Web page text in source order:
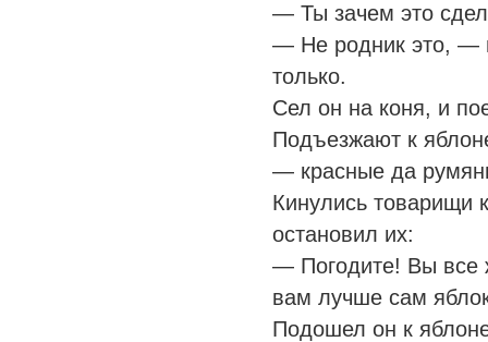
— Ты зачем это
— Не родник это, —
только.
Сел он на коня, и
Подъезжают к
— красные да
Кинулись товарищи
остановил их:
— Погодите! Вы все
вам лучше сам
Подошел он к